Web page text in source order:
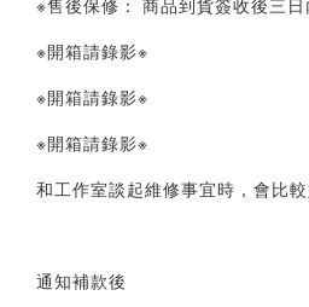
※售後保修： 商品到貨簽收後三
※開箱請錄影※
※開箱請錄影※
※開箱請錄影※
和工作室談起維修事宜時，會比較
通知補款後